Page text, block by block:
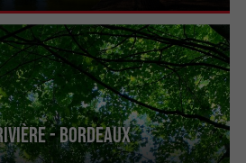
- Bordeaux